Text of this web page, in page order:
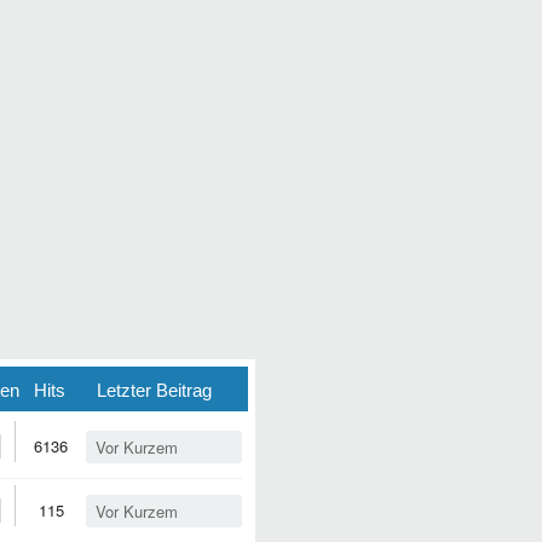
Hits Letzter Beitrag
Vor Kurzem
6136
Vor Kurzem
115